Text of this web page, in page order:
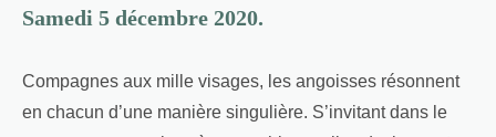
Samedi 5 décembre 2020.
Compagnes aux mille visages, les angoisses résonnent
en chacun d’une manière singulière. S’invitant dans le